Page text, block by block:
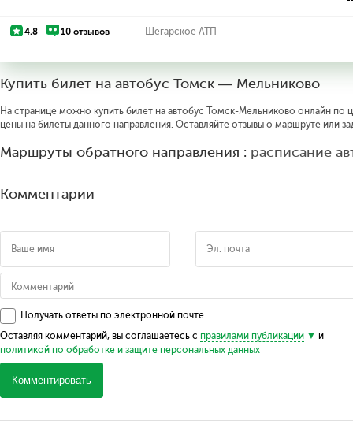
4.8 10 отзывов Шегарское АТП
Купить билет на автобус Томск — Мельниково
На странице можно купить билет на автобус Томск-Мельниково онлайн по
цены на билеты данного направления. Оставляйте отзывы о маршруте или
Маршруты обратного направления : расписание
Комментарии
Получать ответы по электронной почте
Оставляя комментарий, вы соглашаетесь с правилами публикации
и
политикой по обработке и защите персональных данных
Комментировать